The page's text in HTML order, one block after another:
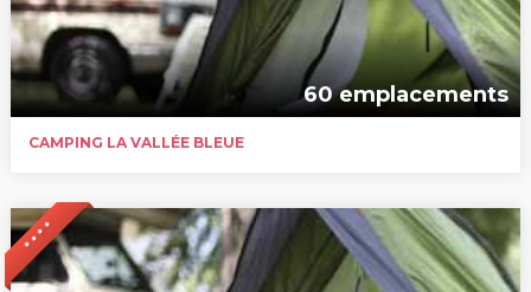
60 emplacements
CAMPING LA VALLÉE BLEUE
* * * *